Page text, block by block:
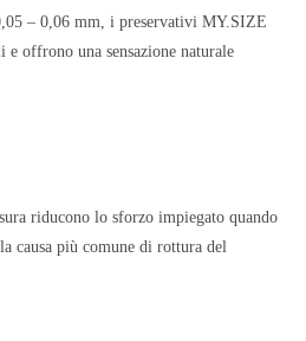
– 0,06 mm, i preservativi MY.SIZE
offrono una sensazione naturale
riducono lo sforzo impiegato quando
causa più comune di rottura del